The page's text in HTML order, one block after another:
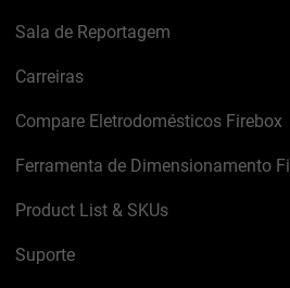
Sala de Reportagem
Carreiras
Compare Eletrodomésticos Firebox
Ferramenta de Dimensionamento
Product List & SKUs
Suporte